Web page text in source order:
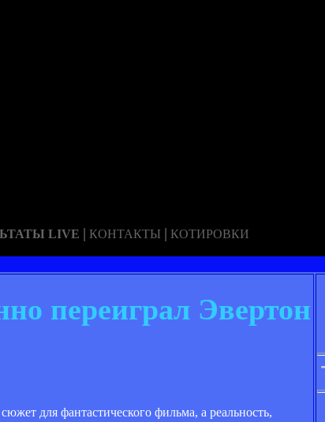
LIVE | КОНТАКТЫ | КОТИРОВКИ
переиграл Эвертон
для фантастического фильма, а реальность,